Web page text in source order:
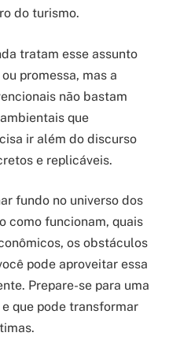
do turismo.
tratam esse assunto
promessa, mas a
não bastam
que
ir além do discurso
e replicáveis.
fundo no universo dos
como funcionam, quais
os obstáculos
pode aproveitar essa
Prepare-se para uma
que pode transformar